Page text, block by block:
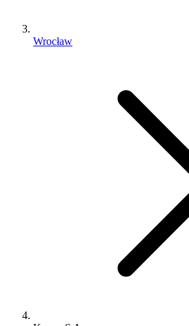
Wrocław